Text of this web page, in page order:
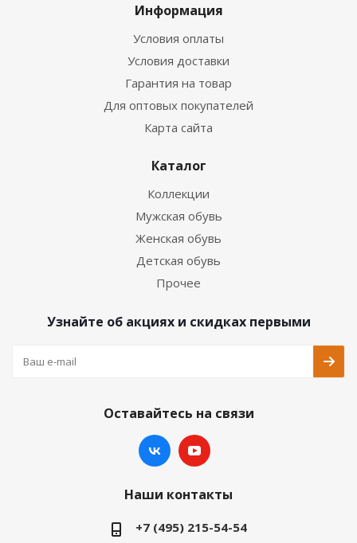
Информация
Условия оплаты
Условия доставки
Гарантия на товар
Для оптовых покупателей
Карта сайта
Каталог
Коллекции
Мужская обувь
Женская обувь
Детская обувь
Прочее
Узнайте об акциях и скидках первыми
Оставайтесь на связи
Наши контакты
+7 (495) 215-54-54